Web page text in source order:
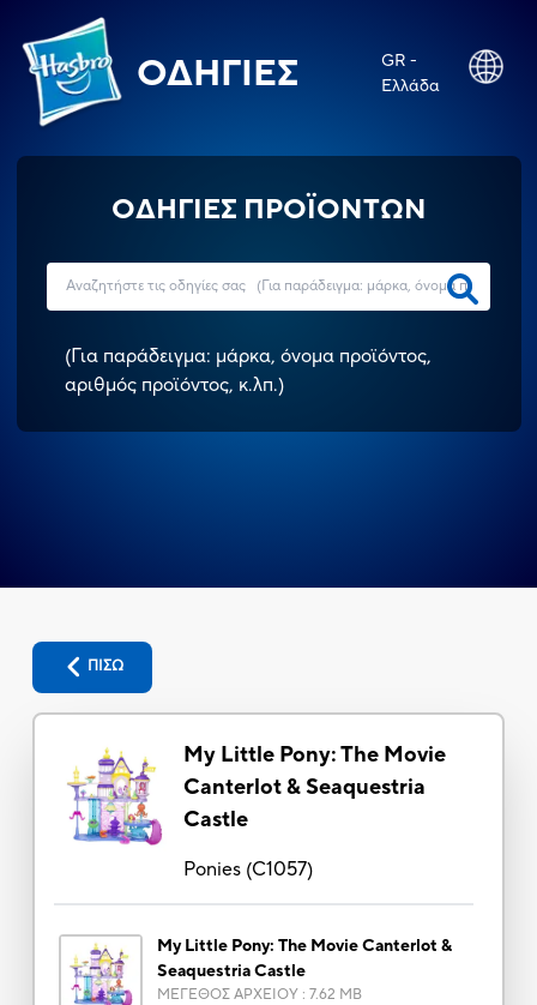
ΟΔΗΓΊΕΣ
GR -
Ελλάδα
ΟΔΗΓΙΕΣ ΠΡΟΪΟΝΤΩΝ
(Για παράδειγμα: μάρκα, όνομα προϊόντος,
αριθμός προϊόντος, κ.λπ.)
ΠΙΣΩ
My Little Pony: The Movie
Canterlot & Seaquestria
Castle
Ponies(C1057)
My Little Pony: The Movie Canterlot &
Seaquestria Castle
ΜΕΓΕΘΟΣ ΑΡΧΕΙΟΥ: 7.62 MB